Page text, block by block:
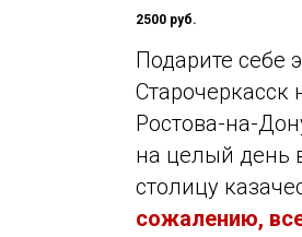
2500 руб.
Подарите себе
Старочеркасск
Ростова-на-
на целый день
столицу
сожалению,